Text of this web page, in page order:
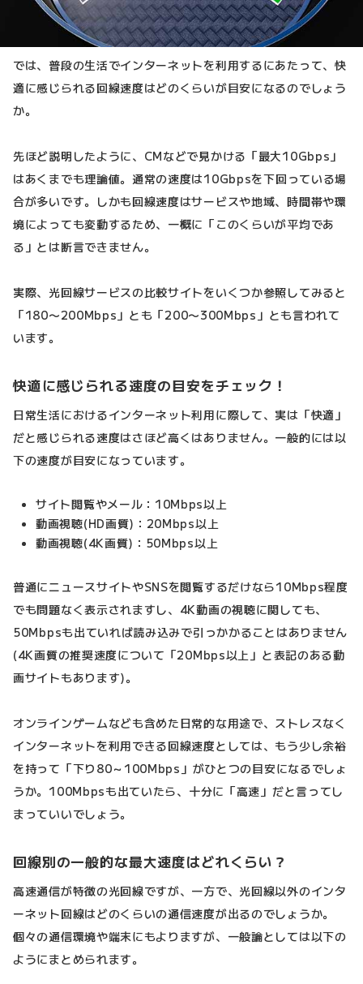
では、普段の生活でインターネットを利用するにあたって、快
適に感じられる回線速度はどのくらいが目安になるのでしょう
か。
先ほど説明したように、CMなどで見かける「最大10Gbps」
はあくまでも理論値。通常の速度は10Gbpsを下回っている場
合が多いです。しかも回線速度はサービスや地域、時間帯や環
境によっても変動するため、一概に「このくらいが平均であ
る」とは断言できません。
実際、光回線サービスの比較サイトをいくつか参照してみると
「180〜200Mbps」とも「200〜300Mbps」とも言われて
います。
快適に感じられる速度の目安をチェック！
日常生活におけるインターネット利用に際して、実は「快適」
だと感じられる速度はさほど高くはありません。一般的には以
下の速度が目安になっています。
サイト閲覧やメール：10Mbps以上
動画視聴(HD画質)：20Mbps以上
動画視聴(4K画質)：50Mbps以上
普通にニュースサイトやSNSを閲覧するだけなら10Mbps程度
でも問題なく表示されますし、4K動画の視聴に関しても、
50Mbpsも出ていれば読み込みで引っかかることはありません
(4K画質の推奨速度について「20Mbps以上」と表記のある動
画サイトもあります)。
オンラインゲームなども含めた日常的な用途で、ストレスなく
インターネットを利用できる回線速度としては、もう少し余裕
を持って「下り80～100Mbps」がひとつの目安になるでしょ
うか。100Mbpsも出ていたら、十分に「高速」だと言ってし
まっていいでしょう。
回線別の一般的な最大速度はどれくらい？
高速通信が特徴の光回線ですが、一方で、光回線以外のインタ
ーネット回線はどのくらいの通信速度が出るのでしょうか。
個々の通信環境や端末にもよりますが、一般論としては以下の
ようにまとめられます。